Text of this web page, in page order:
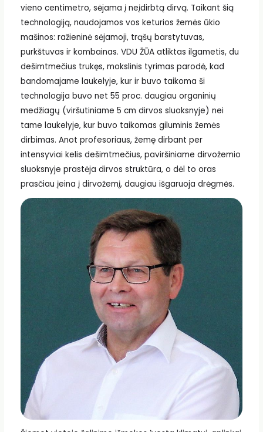
vieno centimetro, sėjama į neįdirbtą dirvą. Taikant šią
technologiją, naudojamos vos keturios žemės ūkio
mašinos: ražieninė sėjamoji, trąšų barstytuvas,
purkštuvas ir kombainas. VDU ŽŪA atliktas ilgametis, du
dešimtmečius trukęs, mokslinis tyrimas parodė, kad
bandomajame laukelyje, kur ir buvo taikoma ši
technologija buvo net 55 proc. daugiau organinių
medžiagų (viršutiniame 5 cm dirvos sluoksnyje) nei
tame laukelyje, kur buvo taikomas giluminis žemės
dirbimas. Anot profesoriaus, žemę dirbant per
intensyviai kelis dešimtmečius, paviršiniame dirvožemio
sluoksnyje prastėja dirvos struktūra, o dėl to oras
prasčiau įeina į dirvožemį, daugiau išgaruoja drėgmės.